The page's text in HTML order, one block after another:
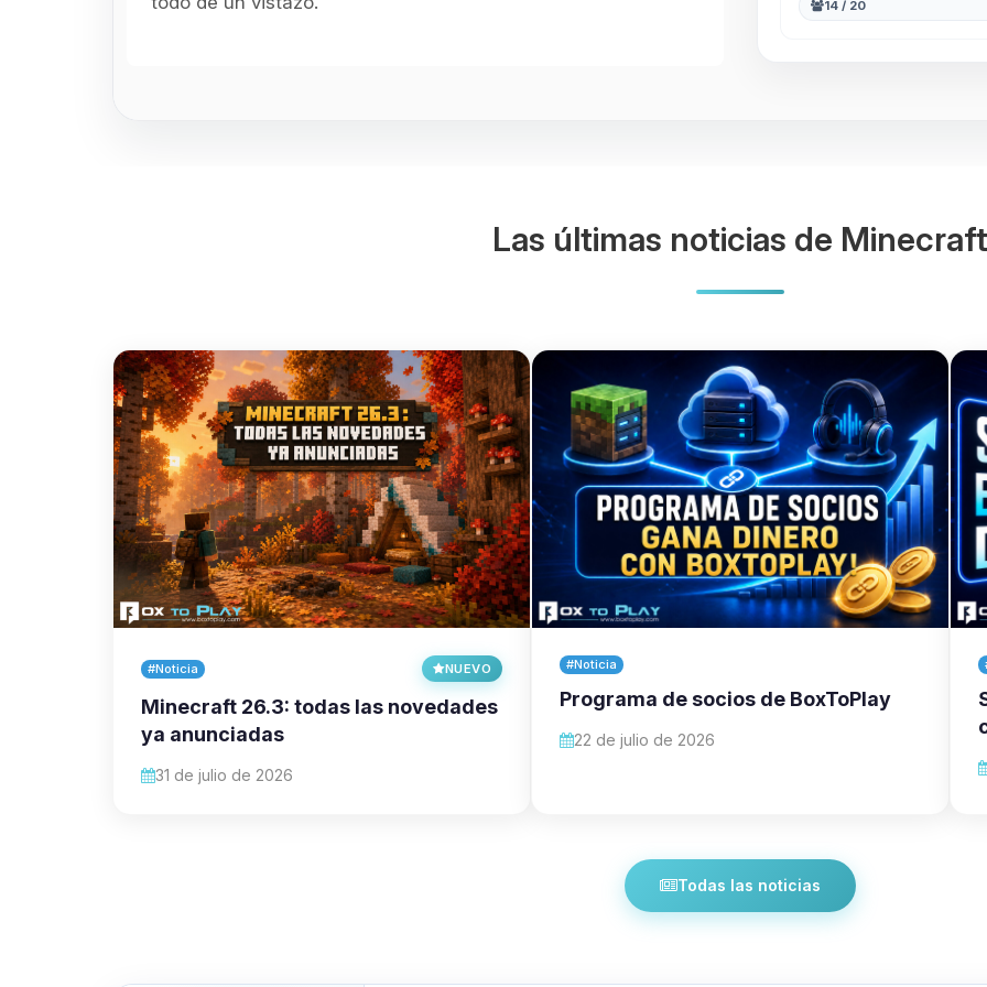
14 / 20
Las últimas noticias de Minecraft
#Noticia NUEVO
Minecraft 26.3: todas las novedades
ya anunciadas
31 de julio de 2026
#Noticia
Programa de socios de BoxToPlay
22 de julio de 2026
Todas las noticias